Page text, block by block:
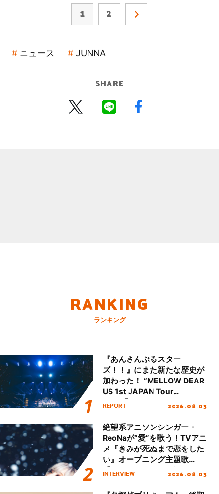
1 2
ニュース JUNNA
SHARE
RANKING
ランキング
『あんさんぶるスター
ズ！！』にまた新たな歴史が
加わった！ “MELLOW DEAR
US 1st JAPAN Tour
Final「NICE to meet YOU
ート!!
REPORT 2026.08.03
絶望系アニソンシンガー・
ReoNaが“愛”を歌う！TVアニ
メ『きみが死ぬまで恋をした
い』オープニング主題歌
「Amore」インタビュー
INTERVIEW 2026.08.03